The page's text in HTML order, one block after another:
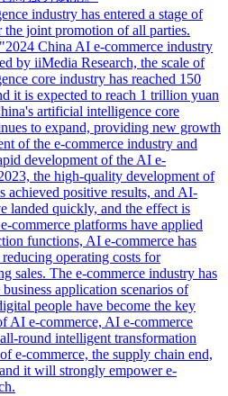
industry has entered a stage of
joint promotion of all parties.
China AI e-commerce industry
by iiMedia Research, the scale of
core industry has reached 150
it is expected to reach 1 trillion yuan
artificial intelligence core
to expand, providing new growth
of the e-commerce industry and
development of the AI e-
the high-quality development of
achieved positive results, and AI-
landed quickly, and the effect is
commerce platforms have applied
functions, AI e-commerce has
operating costs for
sales. The e-commerce industry has
application scenarios of
people have become the key
AI e-commerce, AI e-commerce
round intelligent transformation
e-commerce, the supply chain end,
it will strongly empower e-